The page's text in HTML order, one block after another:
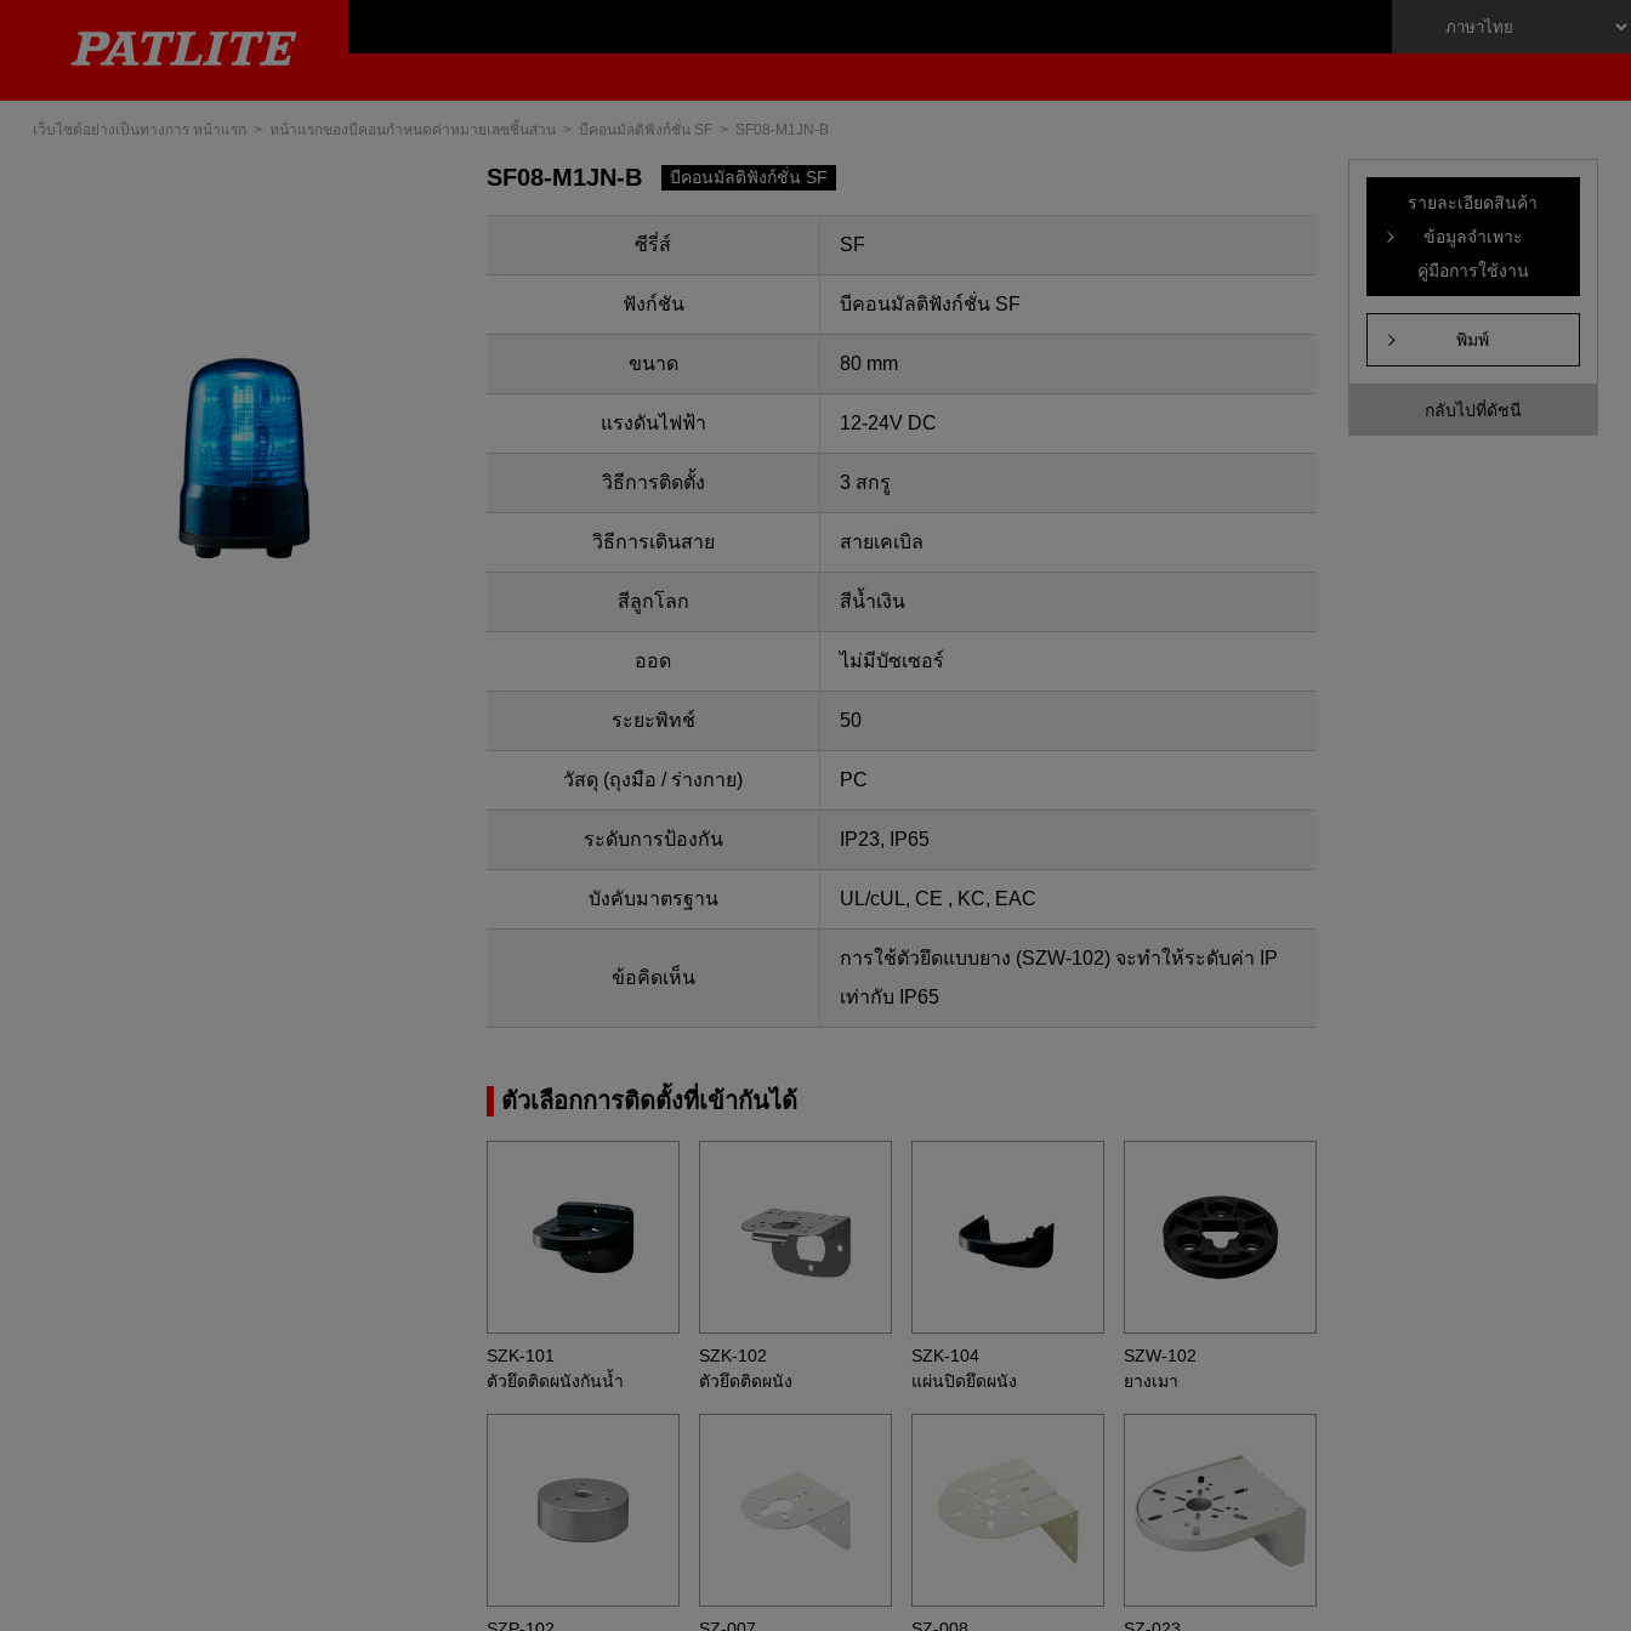
เว็บไซต์อย่างเป็นทางการ หน้าแรก หน้าแรกของบีคอนกำหนดค่าหมายเลขชิ้นส่วน บีคอนมัลติฟังก์ชั่น SF SF08-M1JN-B
SF08-M1JN-B บีคอนมัลติฟังก์ชั่น SF
ซีรี่ส์ SF
ฟังก์ชัน บีคอนมัลติฟังก์ชั่น SF
ขนาด 80 mm
แรงดันไฟฟ้า 12-24V DC
วิธีการติดตั้ง 3 สกรู
วิธีการเดินสาย สายเคเบิล
สีลูกโลก สีน้ำเงิน
ออด ไม่มีบัซเซอร์
ระยะพิทช์ 50
วัสดุ (ถุงมือ / ร่างกาย) PC
ระดับการป้องกัน IP23, IP65
บังคับมาตรฐาน UL/cUL, CE , KC, EAC
ข้อคิดเห็น
การใช้ตัวยึดแบบยาง (SZW-102) จะทำให้ระดับค่า IP
เท่ากับ IP65
ตัวเลือกการติดตั้งที่เข้ากันได้
SZK-101
ตัวยึดติดผนังกันน้ำ
SZK-102
ตัวยึดติดผนัง
SZK-104
แผ่นปิดยึดผนัง
SZW-102
ยางเมา
รายละเอียดสินค้า
ข้อมูลจำเพาะ
คู่มือการใช้งาน
พิมพ์
กลับไปที่ดัชนี